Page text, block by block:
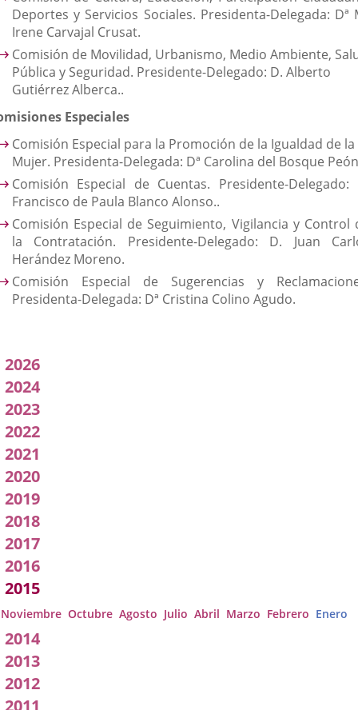
Deportes y Servicios Sociales. Presidenta-Delegada: Dª
Irene Carvajal Crusat.
Comisión de Movilidad, Urbanismo, Medio Ambiente,
Pública y Seguridad. Presidente-Delegado: D. Alberto
Gutiérrez Alberca..
Especiales
Comisión Especial para la Promoción de la Igualdad de la
Mujer. Presidenta-Delegada: Dª Carolina del Bosque
Comisión Especial de Cuentas. Presidente-Delegado:
Francisco de Paula Blanco Alonso..
Comisión Especial de Seguimiento, Vigilancia y Control
la Contratación. Presidente-Delegado: D. Juan
Herández Moreno.
Comisión Especial de Sugerencias y
Presidenta-Delegada: Dª Cristina Colino Agudo.
2026
2024
2023
2022
2021
2020
2019
2018
2017
2016
2015
Noviembre Octubre Agosto Julio Abril Marzo Febrero Enero
2014
2013
2012
2011